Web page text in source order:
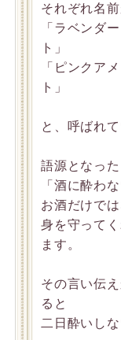
それぞれ名
「ラベンダ
ト」
「ピンクア
ト」
と、呼ばれて
語源となっ
「酒に酔わ
お酒だけで
身を守って
ます。
その言い伝
ると
二日酔いし